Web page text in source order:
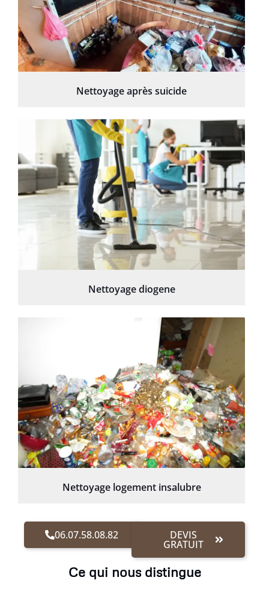
Nettoyage après suicide
Nettoyage diogene
Nettoyage logement insalubre
06.07.58.08.82 DEVIS
GRATUIT
Ce qui nous distingue